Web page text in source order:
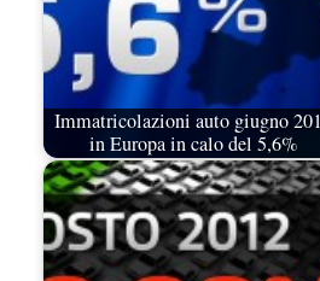
Immatricolazioni auto giugno
in Europa in calo del 5,6%